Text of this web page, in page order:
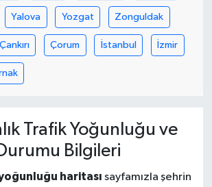
Yalova Yozgat Zonguldak
Çankırı Çorum İstanbul İzmir
Trafik Yoğunluğu ve
Bilgileri
haritası sayfamızla şehrin